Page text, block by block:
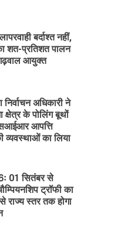
बर्दाश्त नहीं,
शत-प्रतिशत पालन
आयुक्त
अधिकारी ने
क्षेत्र के पोलिंग बूथों
आपत्ति
व्यवस्थाओं का लिया
01 सितंबर से
ट्रॉफी का
राज्य स्तर तक होगा